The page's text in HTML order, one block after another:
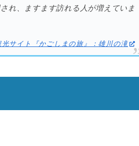
れ、ますます訪れる人が増えていま
光サイト『かごしまの旅』：雄川の滝